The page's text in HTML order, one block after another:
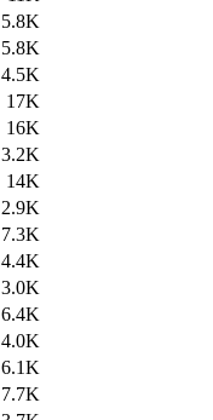
5.8K
5.8K
4.5K
17K
16K
3.2K
14K
2.9K
7.3K
4.4K
3.0K
6.4K
4.0K
6.1K
7.7K